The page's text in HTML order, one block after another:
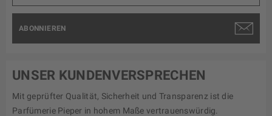
ABONNIEREN
UNSER KUNDENVERSPRECHEN
Mit geprüfter Qualität, Sicherheit und Transparenz ist die
Parfümerie Pieper in hohem Maße vertrauenswürdig.